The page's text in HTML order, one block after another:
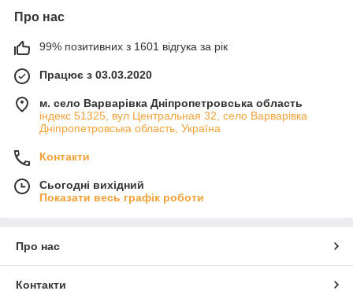
Про нас
99% позитивних з 1601 відгука за рік
Працює з 03.03.2020
м. село Варварівка Дніпропетровська область
індекс 51325, вул Центральная 32, село Варварівка
Дніпропетровська область, Україна
Контакти
Сьогодні вихідний
Показати весь графік роботи
Про нас
Контакти